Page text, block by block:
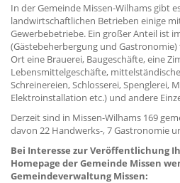
In der Gemeinde Missen-Wilhams gibt
landwirtschaftlichen Betrieben einige
Gewerbebetriebe. Ein großer Anteil ist
(Gästebeherbergung und
Ort eine Brauerei, Baugeschäfte, eine
Lebensmittelgeschäfte,
Schreinereien, Schlosserei, Spenglerei,
Elektroinstallation etc.) und andere
Derzeit sind in Missen-Wilhams 169
davon 22 Handwerks-, 7 Gastronomie
Bei Interesse zur Veröffentlichung
Homepage der Gemeinde Missen
Gemeindeverwaltung Missen: